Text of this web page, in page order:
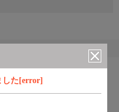
した[error]